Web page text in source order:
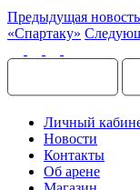
Предыдущая новость
«Спартаку»
Личный
Новости
Контакты
Об арене